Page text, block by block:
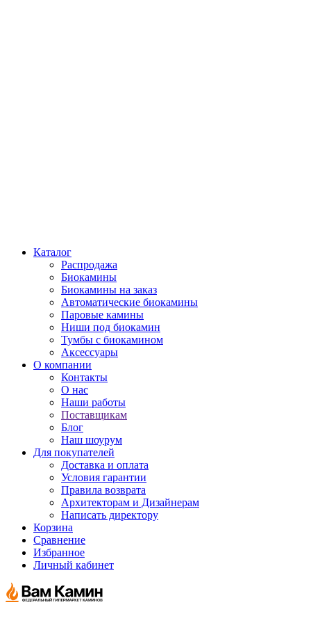
Каталог
Распродажа
Биокамины
Биокамины на заказ
Автоматические биокамины
Паровые камины
Ниши под биокамин
Тумбы с биокамином
Аксессуары
О компании
Контакты
О нас
Наши работы
Поставщикам
Блог
Наш шоурум
Для покупателей
Доставка и оплата
Условия гарантии
Правила возврата
Архитекторам и Дизайнерам
Написать директору
Корзина
Сравнение
Избранное
Личный кабинет